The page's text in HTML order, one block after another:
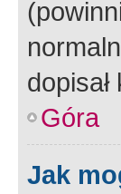
dopisał
Góra
Jak